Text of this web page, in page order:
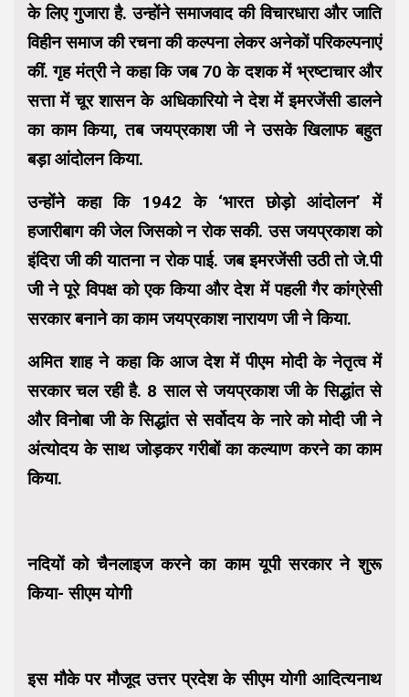
के लिए गुजारा है. उन्होंने समाजवाद की विचारधारा और जाति
विहीन समाज की रचना की कल्पना लेकर अनेकों परिकल्पनाएं
कीं. गृह मंत्री ने कहा कि जब 70 के दशक में भ्रष्टाचार और
सत्ता में चूर शासन के अधिकारियो ने देश में इमरजेंसी डालने
का काम किया, तब जयप्रकाश जी ने उसके खिलाफ बहुत
बड़ा आंदोलन किया.
उन्होंने कहा कि 1942 के ‘भारत छोड़ो आंदोलन’ में
हजारीबाग की जेल जिस​को न रोक सकी. उस जयप्रकाश को
इंदिरा जी की यातना न रोक पाई. जब इमरजेंसी उठी तो जे.पी
जी ने पूरे विपक्ष को एक किया और देश में पहली गैर कांग्रेसी
सरकार बनाने का काम जयप्रकाश नारायण जी ने किया.
अमित शाह ने कहा कि आज देश में पीएम मोदी के नेतृत्व में
सरकार चल रही है. 8 साल से जयप्रकाश जी के सिद्धांत से
और विनोबा जी के सिद्धांत से सर्वोदय के नारे को मोदी जी ने
अंत्योदय के साथ जोड़कर गरीबों का कल्याण करने का काम
किया.
नदियों को चैनलाइज करने का काम यूपी सरकार ने शुरू
किया- सीएम योगी
इस मौके पर मौजूद उत्तर प्रदेश के सीएम योगी आदित्यनाथ